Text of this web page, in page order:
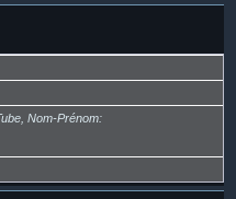
Nom-Prénom